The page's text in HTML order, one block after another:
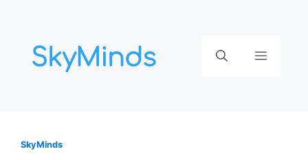
contenu
Menu
SkyMinds